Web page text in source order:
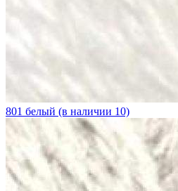
801 белый (в наличии 10)